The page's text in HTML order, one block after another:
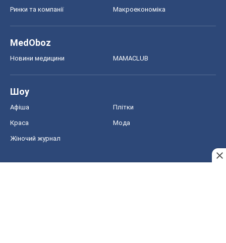
Ринки та компанії Макроекономіка
MedOboz
Новини медицини MAMACLUB
Шоу
Афіша Плітки
Краса Мода
Жіночий журнал